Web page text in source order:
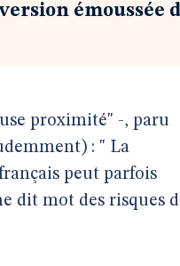
émoussée
proximité" -, paru
: " La
peut parfois
dit mot des risques